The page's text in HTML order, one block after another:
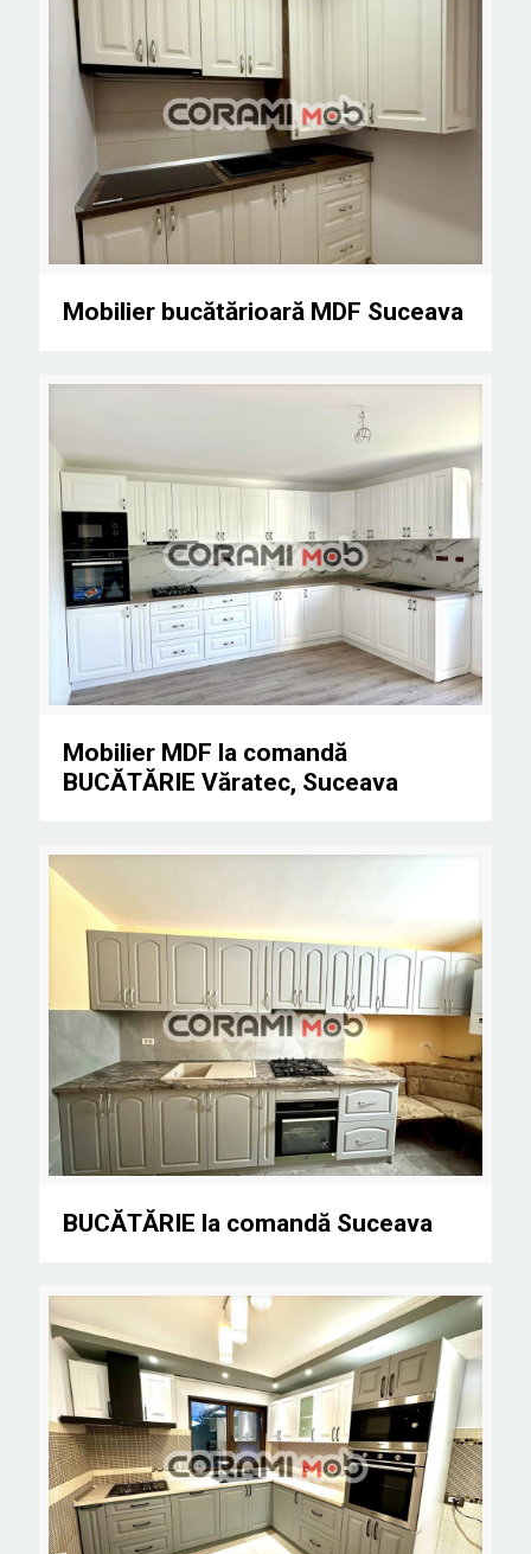
Mobilier bucătărioară MDF Suceava
Mobilier bucătărioară MDF Suceava
Mobilier MDF la comandă BUCĂTĂRIE Văratec, Suceava
Mobilier MDF la comandă
BUCĂTĂRIE Văratec, Suceava
BUCĂTĂRIE la comandă Suceava
BUCĂTĂRIE la comandă Suceava